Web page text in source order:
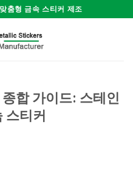
춤형 금속 스티커 제조
합 가이드: 스테인
스티커